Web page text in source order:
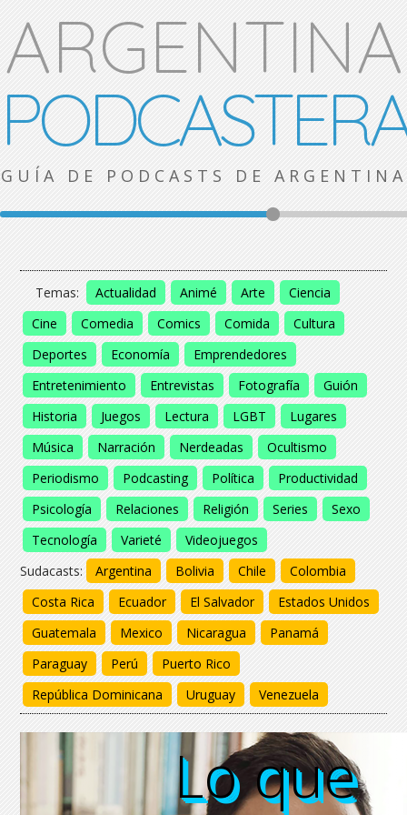
ARGENTINA
GUÍA DE PODCASTS DE ARGENTINA
Temas: Actualidad Animé Arte
Ciencia
Cine
Comedia Comics Comida
Cultura
Deportes
Economía
Emprendedores
Entretenimiento
Entrevistas Fotografía
Guión
Historia
Juegos Lectura LGBT
Lugares
Música
Narración Nerdeadas
Ocultismo
Periodismo
Podcasting Política
Productividad
Psicología
Relaciones Religión Series
Sexo
Tecnología
Varieté
Videojuegos
Sudacasts:
Argentina Bolivia Chile
Colombia
Costa Rica
Ecuador El Salvador
Estados Unidos
Guatemala
Mexico Nicaragua
Panamá
Paraguay
Perú
Puerto Rico
República Dominicana
Uruguay Venezuela
Lo que
Lo que
Lo que
Lo que